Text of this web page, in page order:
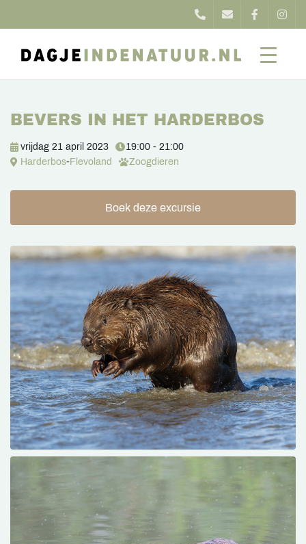
BEVERS IN HET HARDERBOS
vrijdag 21 april 2023
19:00 - 21:00
Harderbos-Flevoland Zoogdieren
Boek deze excursie